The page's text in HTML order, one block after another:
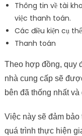
Thông tin về tài
việc thanh toán.
Các điều kiện cụ
Thanh toán
Theo hợp đồng, quy
nhà cung cấp sẽ
bên đã thống nhất
Việc này sẽ đảm
quá trình thực hiện